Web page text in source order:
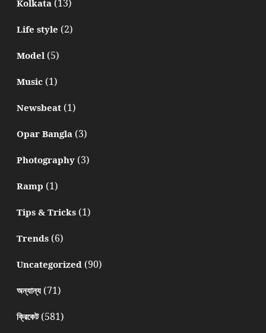
Kolkata(13)
Life style (2)
Model(5)
Music(1)
Newsbeat(1)
Opar Bangla(3)
Photography(3)
Ramp (1)
Tips & Tricks(1)
Trends(6)
Uncategorized(90)
অন্যান্য(71)
ক্রিকেট(581)